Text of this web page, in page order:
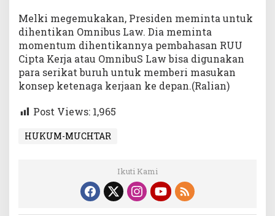
Melki megemukakan, Presiden meminta untuk
dihentikan Omnibus Law. Dia meminta
momentum dihentikannya pembahasan RUU
Cipta Kerja atau OmnibuS Law bisa digunakan
para serikat buruh untuk memberi masukan
konsep ketenaga kerjaan ke depan.(Ralian)
Post Views: 1,965
HUKUM-MUCHTAR
Ikuti Kami